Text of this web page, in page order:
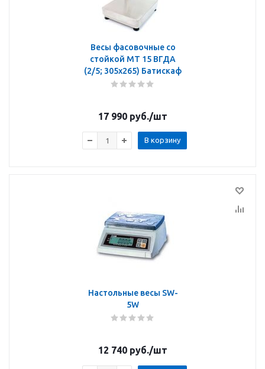
Весы фасовочные со
стойкой МТ 15 ВГДА
(2/5; 305х265) Батискаф
17 990 руб./шт
В корзину
Настольные весы SW-
5W
12 740 руб./шт